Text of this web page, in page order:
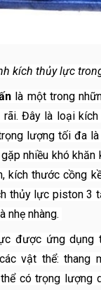
kích thủy lực
là một trong
Đây là loại kích
lượng tối đa
nhiều khó khăn
kích thước cồng
thủy lực piston 3
nhẹ nhàng.
được ứng dụng
vật thể: thang
có trọng lượng